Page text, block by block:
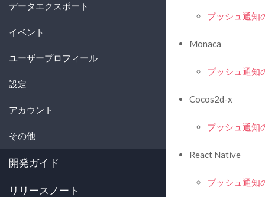
データエクスポート
イベント
ユーザープロフィール
設定
アカウント
その他
開発ガイド
リリースノート
プッシュ通知
Monaca
プッシュ通知
Cocos2d-x
プッシュ通知
React Native
プッシュ通知